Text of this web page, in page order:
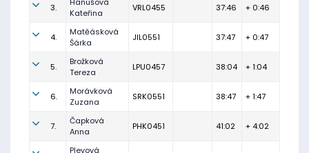
3.
Kateřina
VRL0455 37:46 + 0:46
4.
Matěásková
Šárka
JIL0551 37:47 + 0:47
5.
Brožková
Tereza
LPU0457 38:04 + 1:04
6.
Morávková
Zuzana
SRK0551 38:47 + 1:47
7.
Čapková
Anna
PHK0451 41:02 + 4:02
Plevová